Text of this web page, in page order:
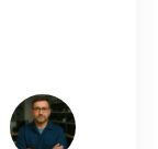
что